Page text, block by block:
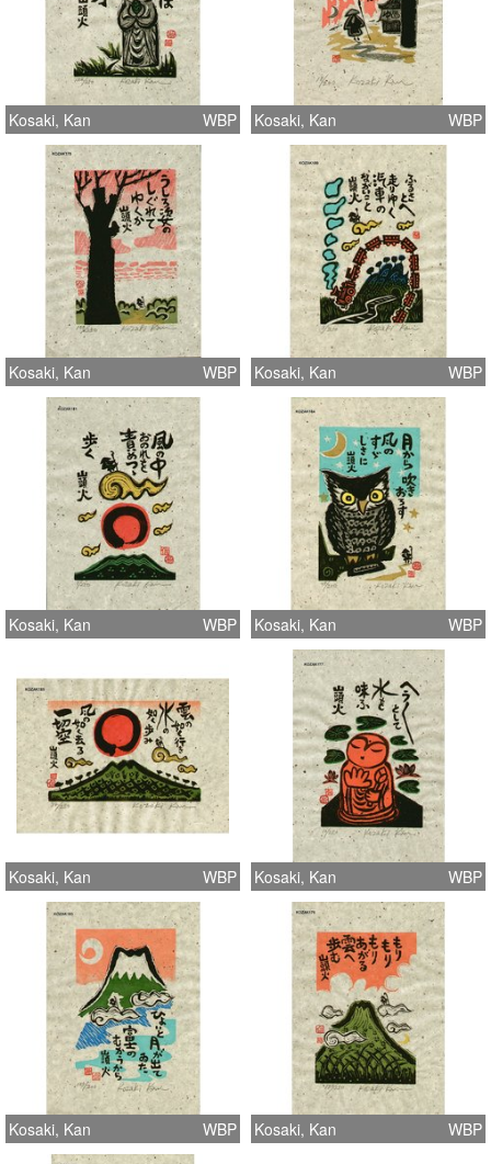
Kosaki, Kan WBP Kosaki, Kan WBP
Kosaki, Kan WBP Kosaki, Kan WBP
Kosaki, Kan WBP Kosaki, Kan WBP
Kosaki, Kan WBP Kosaki, Kan WBP
Kosaki, Kan WBP Kosaki, Kan WBP